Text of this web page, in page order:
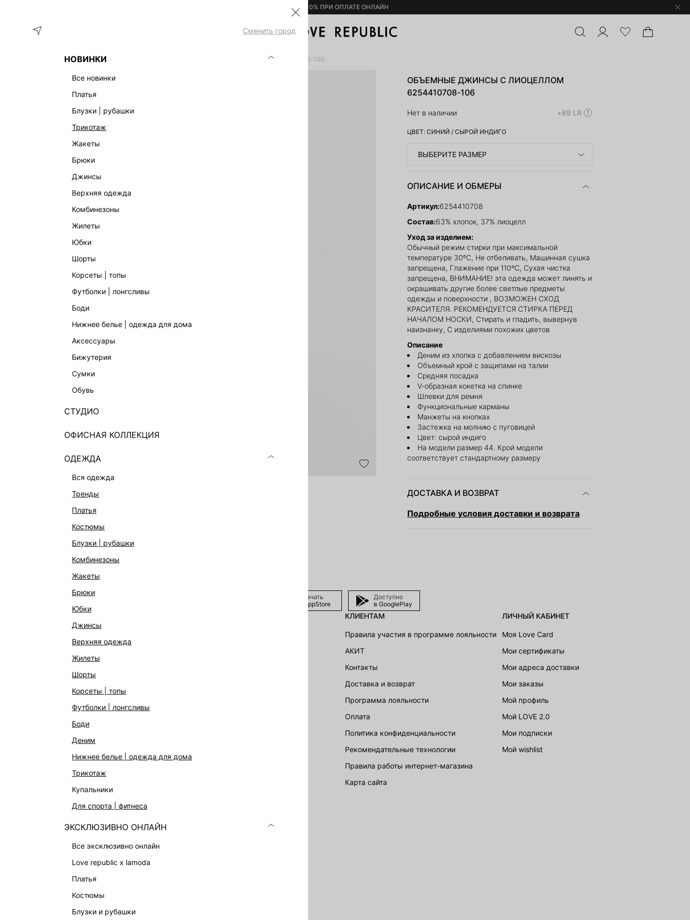
– 10% ПРИ ОПЛАТЕ ОНЛАЙН
Сменить город
НОВИНКИ
все новинки
платья
блузки | рубашки
трикотаж
жакеты
брюки
джинсы
верхняя одежда
комбинезоны
жилеты
юбки
шорты
корсеты | топы
футболки | лонгсливы
боди
нижнее белье | одежда для дома
аксессуары
бижутерия
сумки
обувь
СТУДИО
ОФИСНАЯ КОЛЛЕКЦИЯ
ОДЕЖДА
вся одежда
тренды
платья
костюмы
блузки | рубашки
комбинезоны
жакеты
брюки
юбки
джинсы
верхняя одежда
жилеты
шорты
корсеты | топы
футболки | лонгсливы
боди
деним
нижнее белье | одежда для дома
трикотаж
купальники
для спорта | фитнеса
ЭКСКЛЮЗИВНО ОНЛАЙН
все эксклюзивно онлайн
love republic x lamoda
платья
костюмы
блузки и рубашки
ОДЕЖДА ОБЪЕМНЫЕ ДЖИНСЫ С ЛИОЦЕЛЛОМ 6254410708-106
ОБЪЕМНЫЕ ДЖИНСЫ С ЛИОЦЕЛЛОМ
6254410708-106
Нет в наличии +89 LR
ЦВЕТ:СИНИЙ /СЫРОЙ ИНДИГО
ВЫБЕРИТЕ РАЗМЕР
ОПИСАНИЕ И ОБМЕРЫ
Артикул:6254410708
Состав:63% хлопок, 37% лиоцелл
Уход за изделием:
Обычный режим стирки при максимальной
температуре 30ºС, Не отбеливать, Машинная сушка
запрещена, Глажение при 110ºС, Сухая чистка
запрещена, ВНИМАНИЕ! эта одежда может линять и
окрашивать другие более светлые предметы
одежды и поверхности , ВОЗМОЖЕН СХОД
КРАСИТЕЛЯ. РЕКОМЕНДУЕТСЯ СТИРКА ПЕРЕД
НАЧАЛОМ НОСКИ, Стирать и гладить, вывернув
наизнанку, С изделиями похожих цветов
Описание
Деним из хлопка с добавлением вискозы
Объемный крой с защипами на талии
Средняя посадка
V-образная кокетка на спинке
Шлевки для ремня
Функциональные карманы
Манжеты на кнопках
Застежка на молнию с пуговицей
Цвет: сырой индиго
На модели размер 44. Крой модели
соответствует стандартному размеру
ДОСТАВКА И ВОЗВРАТ
Подробные условия доставки и возврата
Скачать
в AppStore
Доступно
в GooglePlay
АРОМАТЫ
ЛИМИТИРОВАННЫЕ КОЛЛЕКЦИИ
КАПСУЛЬНЫЙ ГАРДЕРОБ
В ОТТЕНКАХ СЕРОГО
LOVE REPUBLIC MAISON
КЛИЕНТАМ
Правила участия в программе лояльности
АКИТ
Контакты
Доставка и возврат
Программа лояльности
Оплата
Политика конфиденциальности
Рекомендательные технологии
Правила работы интернет-магазина
карта сайта
ЛИЧНЫЙ КАБИНЕТ
Моя Love Card
Мои сертификаты
Мои адреса доставки
Мои заказы
Мой профиль
Мой LOVE 2.0
Мои подписки
Мой wishlist